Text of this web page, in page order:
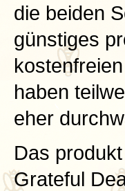
die beiden
günstiges
haben
eher
Das
Grateful